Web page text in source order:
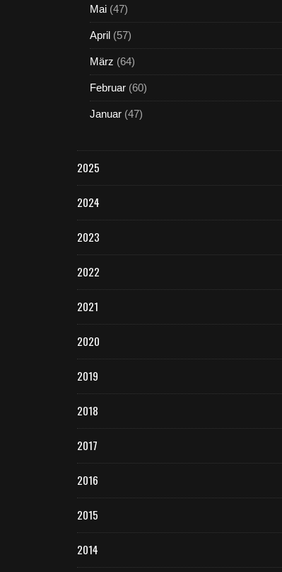
Mai (47)
April (57)
März (64)
Februar (60)
Januar (47)
2025
2024
2023
2022
2021
2020
2019
2018
2017
2016
2015
2014